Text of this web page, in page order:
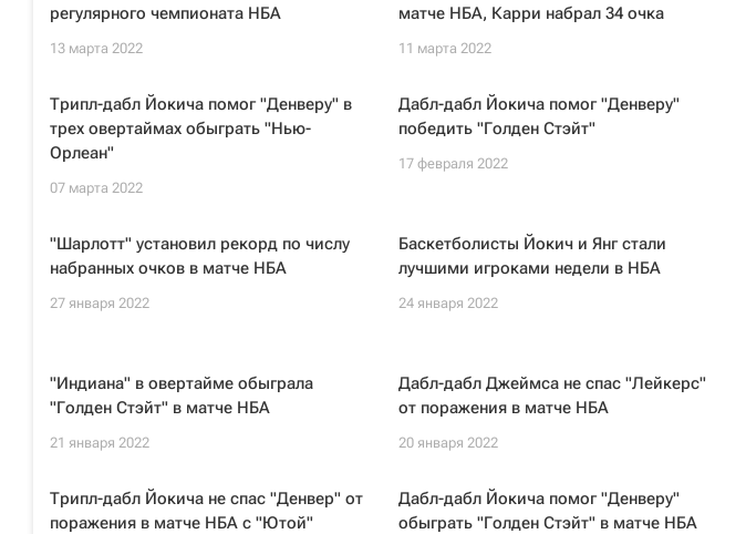
регулярного чемпионата НБА
13 марта 2022
матче НБА, Карри набрал 34 очка
11 марта 2022
Трипл-дабл Йокича помог "Денверу" в
трех овертаймах обыграть "Нью-
Орлеан"
07 марта 2022
Дабл-дабл Йокича помог "Денверу"
победить "Голден Стэйт"
17 февраля 2022
"Шарлотт" установил рекорд по числу
набранных очков в матче НБА
27 января 2022
Баскетболисты Йокич и Янг стали
лучшими игроками недели в НБА
24 января 2022
"Индиана" в овертайме обыграла
"Голден Стэйт" в матче НБА
21 января 2022
Дабл-дабл Джеймса не спас "Лейкерс"
от поражения в матче НБА
20 января 2022
Трипл-дабл Йокича не спас "Денвер" от
поражения в матче НБА с "Ютой"
Дабл-дабл Йокича помог "Денверу"
обыграть "Голден Стэйт" в матче НБА